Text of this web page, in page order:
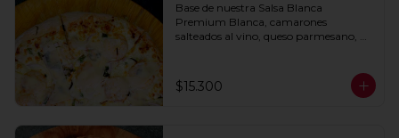
Base de nuestra Salsa Blanca
Premium Blanca, camarones
salteados al vino, queso parmesano,
$15.300